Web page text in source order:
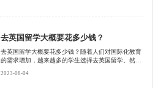
去英国留学大概要花多少钱？
去英国留学大概要花多少钱？随着人们对国际化教育
的需求增加，越来越多的学生选择去英国留学。然
启德小编将对去英国留学大概要花多少钱进行探讨，
2023-08-04